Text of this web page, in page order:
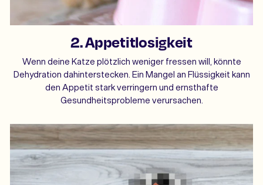
2. Appetitlosigkeit
Wenn deine Katze plötzlich weniger fressen will, könnte
Dehydration dahinterstecken. Ein Mangel an Flüssigkeit kann
den Appetit stark verringern und ernsthafte
Gesundheitsprobleme verursachen.